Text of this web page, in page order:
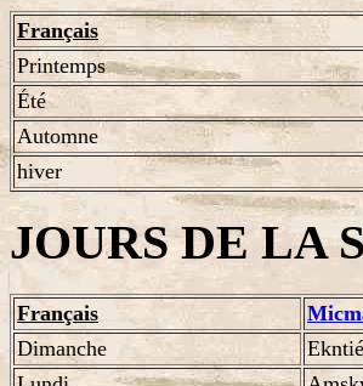
Français
Printemps
Été
Automne
hiver
JOURS DE LA
Français
Dimanche